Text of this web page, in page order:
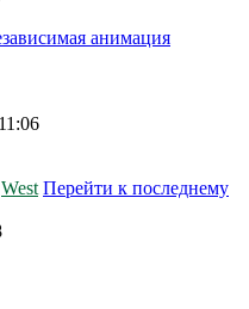
анимация
West Перейти к последнему